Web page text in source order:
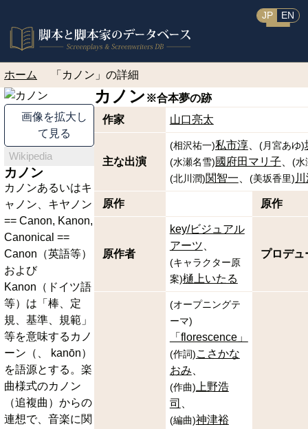
JP EN
ホーム 「カノン」の詳細
画像を拡大し
て見る
Wikipedia
カノン
カノンあるいはキ
ャノン、キヤノン
== Canon, Kanon,
Canonical ==
Canon（英語等）
および
Kanon（ドイツ語
等）は「棒、定
規、基準、規範」
等を意味するカノ
ーン（、 kanōn）
を語源とする。楽
曲様式のカノン
（追複曲）からの
連想で、音楽に関
カノン ※合本夢の跡
作家
山口亮太
主な出演
(相沢祐一)私市淳 (月宮あゆ)
(水瀬名雪) 國府田マリ子 (水
(北川潤)関智一 (美坂香里)
原作 原作
原作者
key/ビジュアル
アーツ
(キャラクター原
案)樋上いたる
プロデュ
(オープニングテ
ーマ)
「florescence」
(作詞 ) こさかな
おみ
(作曲) 上野浩
司
(編曲)神津裕